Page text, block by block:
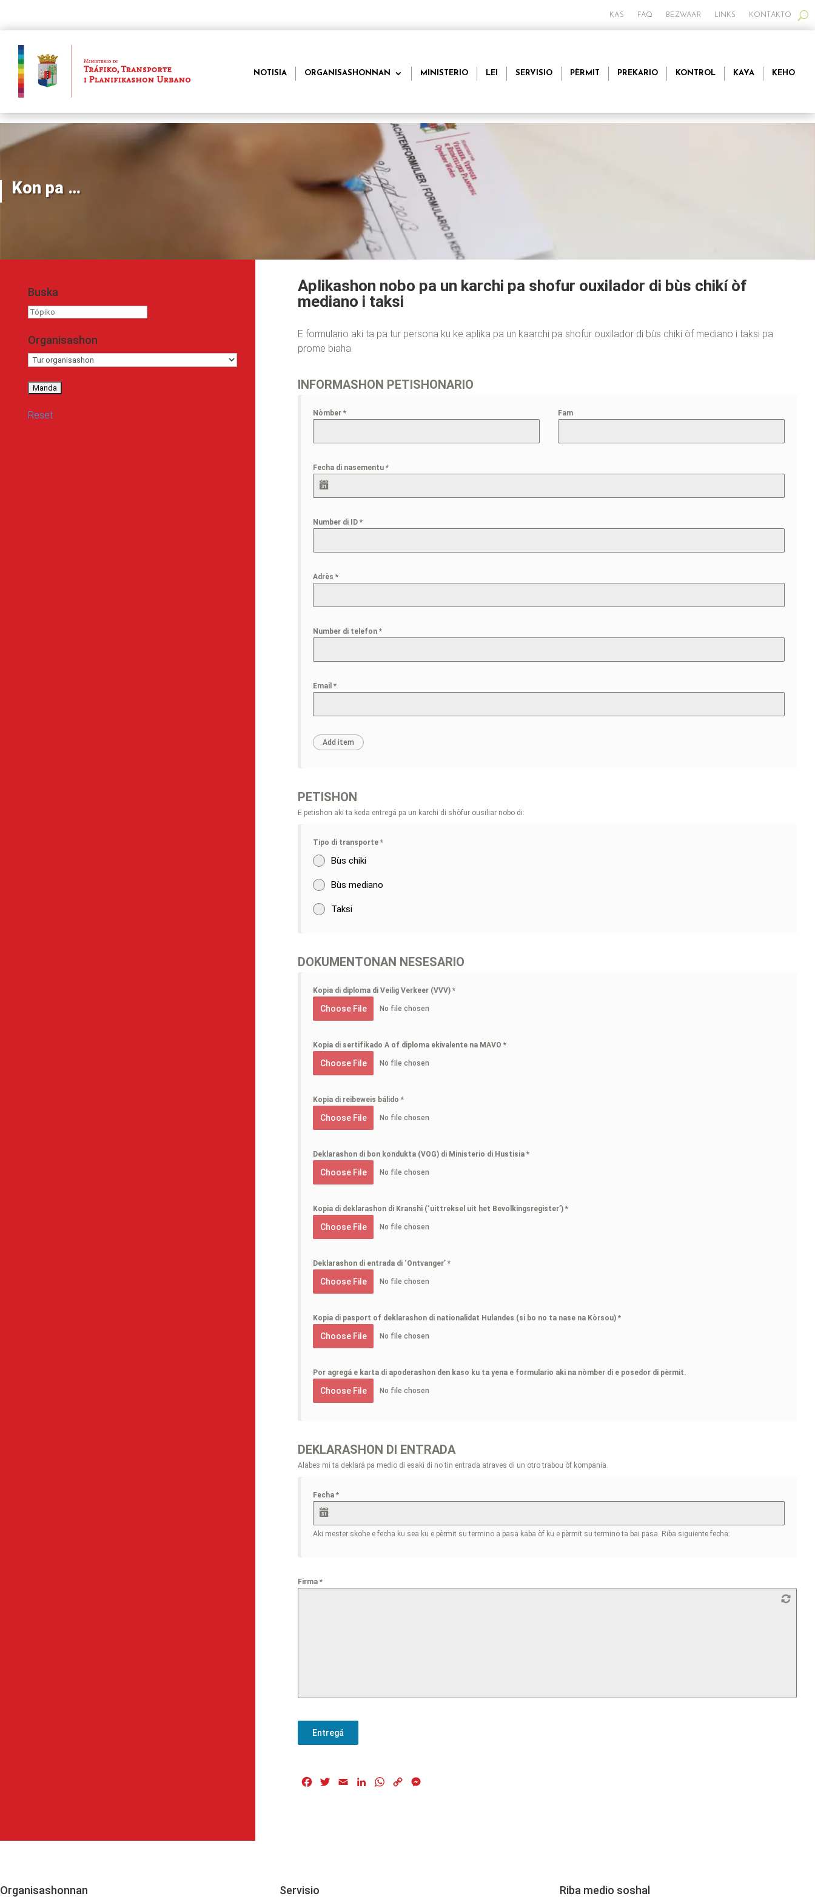
KAS FAQ BEZWAAR LINKS KONTAKTO
NOTISIA ORGANISASHONNAN MINISTERIO LEI SERVISIO PÈRMIT PREKARIO KONTROL KAYA KEHO
Kon pa …
Buska
Tópiko
Organisashon
Reset
Aplikashon nobo pa un karchi pa shofur ouxilador di bùs chikí òf
mediano i taksi
E formulario aki ta pa tur persona ku ke aplika pa un kaarchi pa shofur ouxilador di bùs chikí òf mediano i taksi pa
prome biaha.
INFORMASHON PETISHONARIO
Nòmber* Fam
Fecha di nasementu*
Number di ID*
Adrès*
Number di telefon*
Email*
PETISHON
E petishon aki ta keda entregá pa un karchi di shòfur ousiliar nobo di:
Tipo di transporte*
Bùs chiki
Bùs mediano
Taksi
DOKUMENTONAN NESESARIO
Kopia di diploma di Veilig Verkeer (VVV)*
Choose File No file chosen
Kopia di sertifikado A of diploma ekivalente na MAVO*
Choose File No file chosen
Kopia di reibeweis bálido*
Choose File No file chosen
Deklarashon di bon kondukta (VOG) di Ministerio di Hustisia*
Choose File No file chosen
Kopia di deklarashon di Kranshi (‘uittreksel uit het Bevolkingsregister’)*
Choose File No file chosen
Deklarashon di entrada di ‘Ontvanger’*
Choose File No file chosen
Kopia di pasport of deklarashon di nationalidat Hulandes (si bo no ta nase na Kòrsou)*
Choose File No file chosen
Por agregá e karta di apoderashon den kaso ku ta yena e formulario aki na nòmber di e posedor di pèrmit.
Choose File No file chosen
DEKLARASHON DI ENTRADA
Alabes mi ta deklará pa medio di esaki di no tin entrada atraves di un otro trabou òf kompania.
Fecha*
Aki mester skohe e fecha ku sea ku e pèrmit su termino a pasa kaba òf ku e pèrmit su termino ta bai pasa. Riba siguiente fecha:
Firma*
Entregá
Facebook
TwitterEmail LinkedInWhatsApp
Copy
Organisashonnan Servisio Riba medio soshal